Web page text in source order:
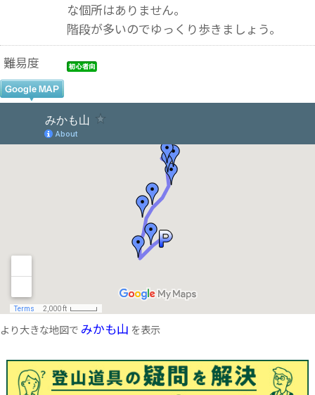
な個所はありません。
階段が多いのでゆっくり歩きましょう。
難易度
より大きな地図で みかも山 を表示